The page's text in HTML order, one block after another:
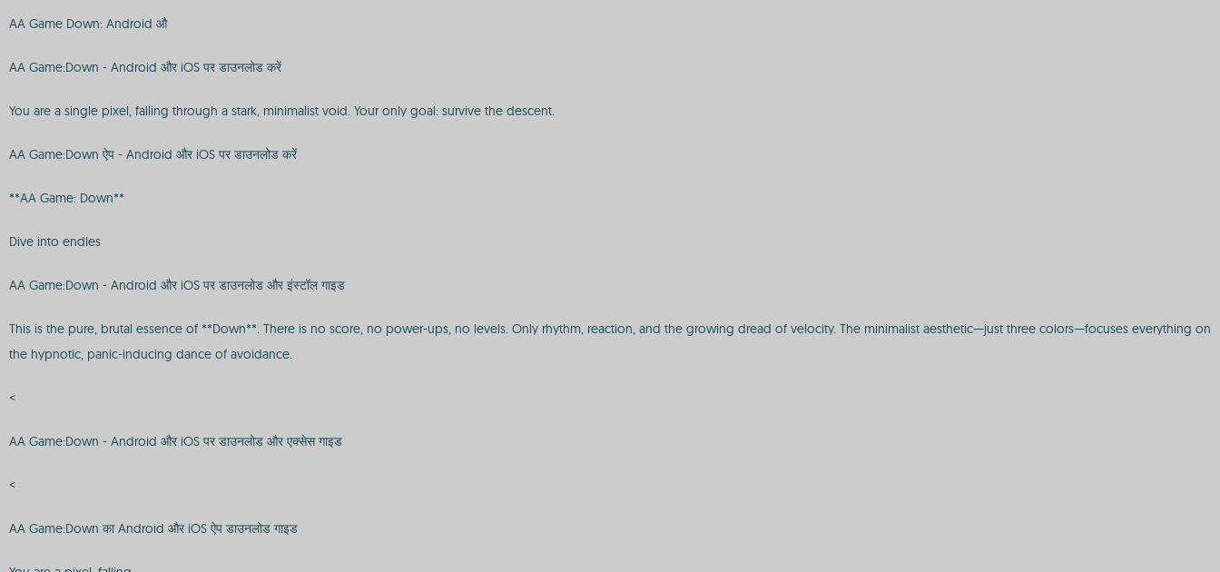
AA Game Down: Android औ
AA Game:Down - Android और iOS पर डाउनलोड करें
You are a single pixel, falling through a stark, minimalist void. Your only goal: survive the descent.
AA Game:Down ऐप - Android और iOS पर डाउनलोड करें
**AA Game: Down**
Dive into endles
AA Game:Down - Android और iOS पर डाउनलोड और इंस्टॉल गाइड
This is the pure, brutal essence of **Down**. There is no score, no power-ups, no levels. Only rhythm, reaction, and the growing dread of velocity. The minimalist aesthetic—just three colors—focuses everything on
the hypnotic, panic-inducing dance of avoidance.
<
AA Game:Down - Android और iOS पर डाउनलोड और एक्सेस गाइड
<
AA Game:Down का Android और iOS ऐप डाउनलोड गाइड